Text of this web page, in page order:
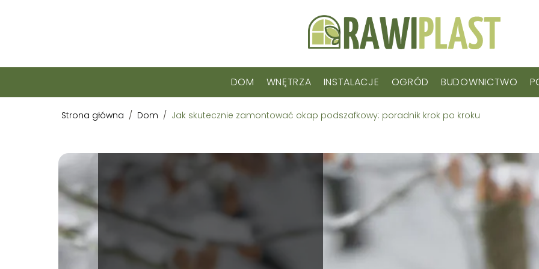
DOM WNĘTRZA INSTALACJE OGRÓD BUDOWNICTWO
Strona główna / Dom / Jak skutecznie zamontować okap podszafkowy: poradnik krok po kroku